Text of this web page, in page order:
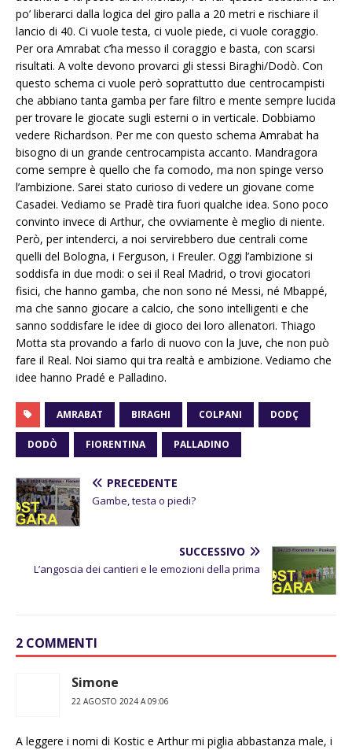
po’ liberarci dalla logica del giro palla a 20 metri e rischiare il
lancio di 40. Ci vuole testa, ci vuole piede, ci vuole coraggio.
Per ora Amrabat c’ha messo il coraggio e basta, con scarsi
risultati. A volte devono provarci gli stessi Biraghi/Dodò. Con
questo schema ci vuole però soprattutto due centrocampisti
che abbiano tanta gamba per fare filtro e mente sempre lucida
per trovare le giocate sugli esterni o in verticale. Dobbiamo
vedere Richardson. Per me con questo schema Amrabat ha
bisogno di un grande centrocampista accanto. Mandragora
come sempre è quello che fa comodo, ma non spinge verso
l’ambizione. Sarei stato curioso di vedere un giovane come
Casadei. Vediamo se Pradè tira fuori qualche idea. Sono poco
convinto invece di Arthur, che ovviamente è meglio di niente.
Però, per intenderci, a noi servirebbero due centrali come
quelli del Bologna, i Ferguson, i Freuler. Oggi l’ambizione si
soddisfa in due modi: o sei il Real Madrid, o trovi giocatori
fisici, che hanno gamba, che non sono né Messi, né Mbappé,
ma che sanno giocare a calcio, che sono intelligenti e che
sanno soddisfare le idee di gioco dei loro allenatori. Thiago
Motta sta provando a farlo di nuovo con la Juve, che non può
fare il Real. Noi siamo qui tra realtà e ambizione. Vediamo che
idee hanno Pradé e Palladino.
AMRABAT BIRAGHI COLPANI DODÇ
DODÒ FIORENTINA PALLADINO
PRECEDENTE
Gambe, testa o piedi?
SUCCESSIVO
L’angoscia dei cantieri e le emozioni della prima
2 COMMENTI
Simone
22 AGOSTO 2024 A 09:06
A leggere i nomi di Kostic e Arthur mi piglia abbastanza male, i